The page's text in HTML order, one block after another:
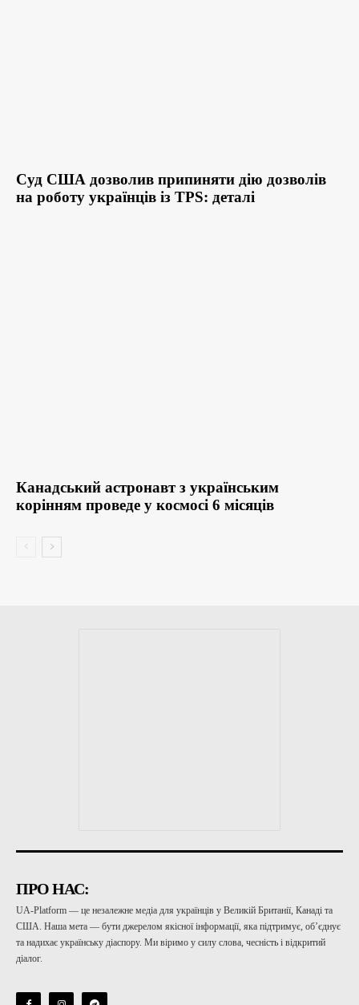
Суд США дозволив припиняти дію дозволів
на роботу українців із TPS: деталі
Канадський астронавт з українським
корінням проведе у космосі 6 місяців
ПРО НАС:
UA-Platform — це незалежне медіа для українців у Великій Британії, Канаді та
США. Наша мета — бути джерелом якісної інформації, яка підтримує, об’єднує
та надихає українську діаспору. Ми віримо у силу слова, чесність і відкритий
діалог.